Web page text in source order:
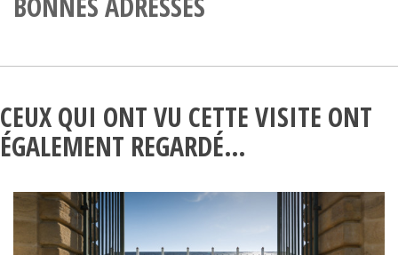
CEUX QUI ONT VU CETTE VISITE ONT
ÉGALEMENT REGARDÉ…